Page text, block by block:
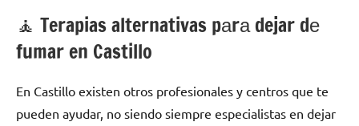
🧘 ‍Terapias alternativas pаrа dejar dе
fumar en Castillo
En Castillo existen otros profesionales у centros quе te
pueden ayudar, no siendo siempre especialistas en dejar